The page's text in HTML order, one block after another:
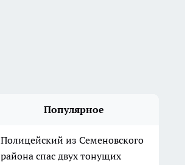
Популярное
Полицейский из Семеновского
района спас двух тонущих